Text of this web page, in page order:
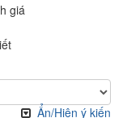
giá
Ẩn/Hiện ý kiến